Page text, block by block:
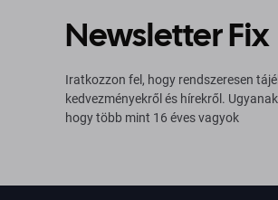
Newsletter Fix
Iratkozzon fel, hogy rendszeresen
kedvezményekről és hírekről.
hogy több mint 16 éves vagyok